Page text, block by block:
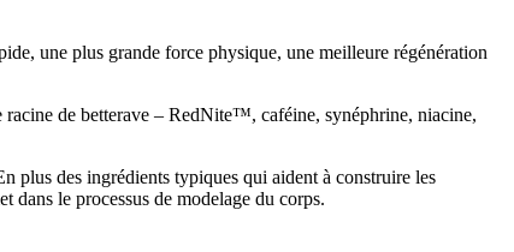
une plus grande force physique, une meilleure régénération
de betterave – RedNite™, caféine, synéphrine, niacine,
plus des ingrédients typiques qui aident à construire les
dans le processus de modelage du corps.